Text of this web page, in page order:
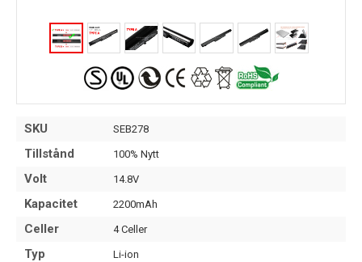
SKU SEB278
Tillstånd 100% Nytt
Volt 14.8V
Kapacitet 2200mAh
Celler 4 Celler
Typ Li-ion